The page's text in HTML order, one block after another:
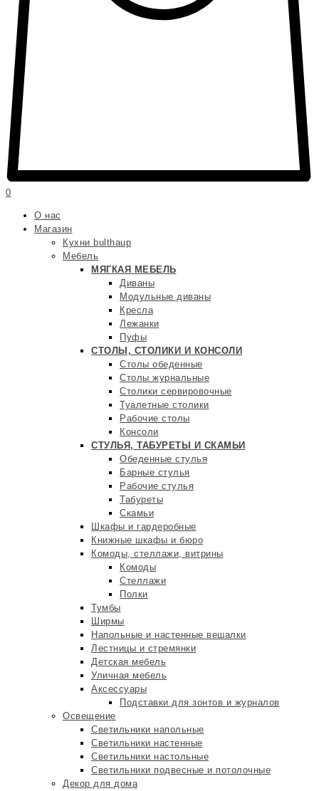
0
О нас
Магазин
Кухни bulthaup
Мебель
МЯГКАЯ МЕБЕЛЬ
Диваны
Модульные диваны
Кресла
Лежанки
Пуфы
СТОЛЫ, СТОЛИКИ И КОНСОЛИ
Столы обеденные
Столы журнальные
Столики сервировочные
Туалетные столики
Рабочие столы
Консоли
СТУЛЬЯ, ТАБУРЕТЫ И СКАМЬИ
Обеденные стулья
Барные стулья
Рабочие стулья
Табуреты
Скамьи
Шкафы и гардеробные
Книжные шкафы и бюро
Комоды, стеллажи, витрины
Комоды
Стеллажи
Полки
Тумбы
Ширмы
Напольные и настенные вешалки
Лестницы и стремянки
Детская мебель
Уличная мебель
Аксессуары
Подставки для зонтов и журналов
Освещение
Светильники напольные
Светильники настенные
Светильники настольные
Светильники подвесные и потолочные
Декор для дома